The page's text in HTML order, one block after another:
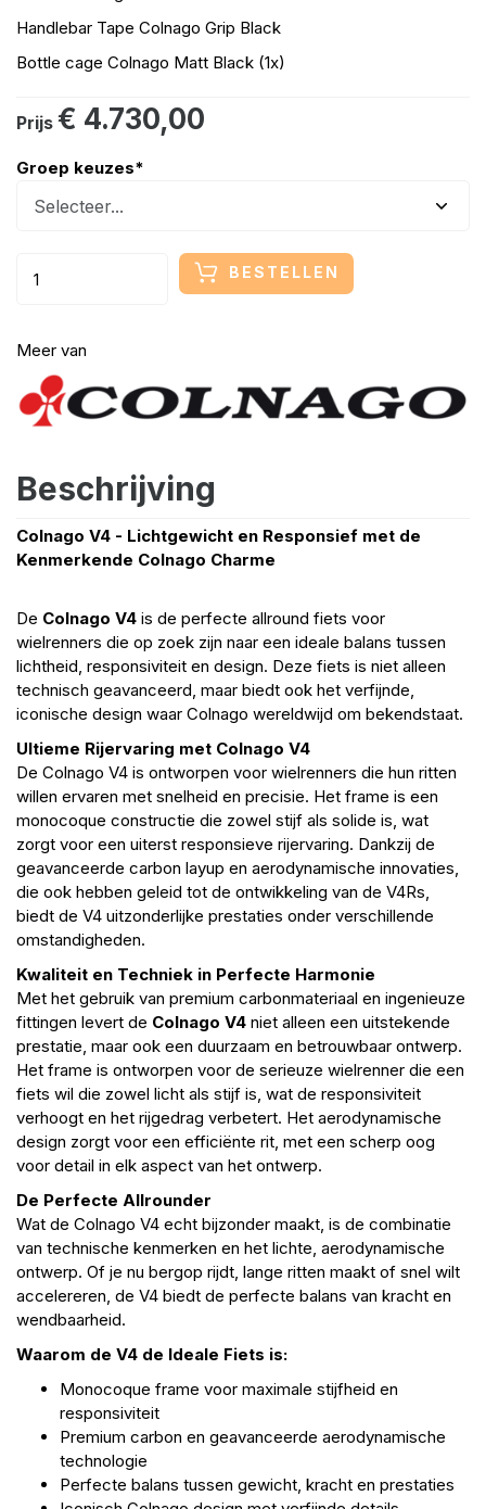
Handlebar Tape Colnago Grip Black
Bottle cage Colnago Matt Black (1x)
Prijs € 4.730,00
Groep keuzes*
BESTELLEN
Meer van
Beschrijving
Colnago V4 - Lichtgewicht en Responsief met de
Kenmerkende Colnago Charme
De Colnago V4 is de perfecte allround fiets voor
wielrenners die op zoek zijn naar een ideale balans tussen
lichtheid, responsiviteit en design. Deze fiets is niet alleen
technisch geavanceerd, maar biedt ook het verfijnde,
iconische design waar Colnago wereldwijd om bekendstaat.
Ultieme Rijervaring met Colnago V4
De Colnago V4 is ontworpen voor wielrenners die hun ritten
willen ervaren met snelheid en precisie. Het frame is een
monocoque constructie die zowel stijf als solide is, wat
zorgt voor een uiterst responsieve rijervaring. Dankzij de
geavanceerde carbon layup en aerodynamische innovaties,
die ook hebben geleid tot de ontwikkeling van de V4Rs,
biedt de V4 uitzonderlijke prestaties onder verschillende
omstandigheden.
Kwaliteit en Techniek in Perfecte Harmonie
Met het gebruik van premium carbonmateriaal en ingenieuze
fittingen levert de Colnago V4 niet alleen een uitstekende
prestatie, maar ook een duurzaam en betrouwbaar ontwerp.
Het frame is ontworpen voor de serieuze wielrenner die een
fiets wil die zowel licht als stijf is, wat de responsiviteit
verhoogt en het rijgedrag verbetert. Het aerodynamische
design zorgt voor een efficiënte rit, met een scherp oog
voor detail in elk aspect van het ontwerp.
De Perfecte Allrounder
Wat de Colnago V4 echt bijzonder maakt, is de combinatie
van technische kenmerken en het lichte, aerodynamische
ontwerp. Of je nu bergop rijdt, lange ritten maakt of snel wilt
accelereren, de V4 biedt de perfecte balans van kracht en
wendbaarheid.
Waarom de V4 de Ideale Fiets is:
Monocoque frame voor maximale stijfheid en
responsiviteit
Premium carbon en geavanceerde aerodynamische
technologie
Perfecte balans tussen gewicht, kracht en prestaties